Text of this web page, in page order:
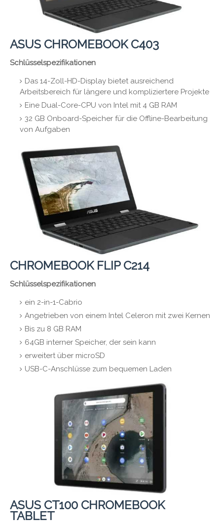
ASUS CHROMEBOOK C403
Schlüsselspezifikationen
Das 14-Zoll-HD-Display bietet ausreichend
Arbeitsbereich für längere und kompliziertere Projekte
Eine Dual-Core-CPU von Intel mit 4 GB RAM
32 GB Onboard-Speicher für die Offline-Bearbeitung
von Aufgaben
CHROMEBOOK FLIP C214
Schlüsselspezifikationen
ein 2-in-1-Cabrio
Angetrieben von einem Intel Celeron mit zwei Kernen
Bis zu 8 GB RAM
64GB interner Speicher, der sein kann
erweitert über microSD
USB-C-Anschlüsse zum bequemen Laden
ASUS CT100 CHROMEBOOK
TABLET